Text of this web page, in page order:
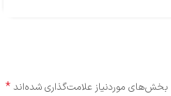
بخش‌های موردنیاز علامت‌گذاری شده‌اند*